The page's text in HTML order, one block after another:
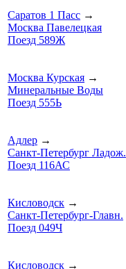
Саратов 1 Пасс →
Москва Павелецкая
Поезд 589Ж
Москва Курская →
Минеральные Воды
Поезд 555Ь
Адлер →
Санкт-Петербург Ладож.
Поезд 116АС
Кисловодск →
Санкт-Петербург-Главн.
Поезд 049Ч
Кисловодск →